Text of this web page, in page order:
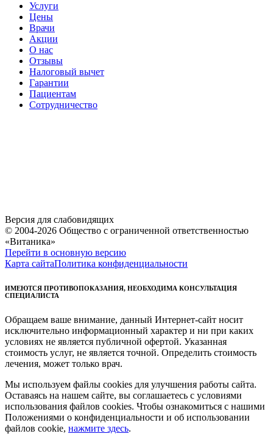
Услуги
Цены
Врачи
Акции
О нас
Отзывы
Налоговый вычет
Гарантии
Пациентам
Сотрудничество
Версия для слабовидящих
© 2004-2026 Общество с ограниченной ответственностью
«Витаника»
Перейти в основную версию
Карта сайтаПолитика конфиденциальности
ИМЕЮТСЯ ПРОТИВОПОКАЗАНИЯ, НЕОБХОДИМА КОНСУЛЬТАЦИЯ
СПЕЦИАЛИСТА
Обращаем ваше внимание, данный Интернет-сайт носит
исключительно информационный характер и ни при каких
условиях не является публичной офертой. Указанная
стоимость услуг, не является точной. Определить стоимость
лечения, может только врач.
Мы используем файлы cookies для улучшения работы сайта.
Оставаясь на нашем сайте, вы соглашаетесь с условиями
использования файлов cookies. Чтобы ознакомиться с нашими
Положениями о конфиденциальности и об использовании
файлов cookie, нажмите здесь.